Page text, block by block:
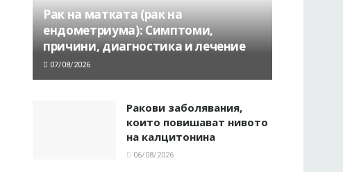
Рак на матката (рак на
ендометриума): Симптоми,
причини, диагностика и лечение
07/08/2026
Ракови заболявания,
които повишават нивото
на калцитонина
06/08/2026